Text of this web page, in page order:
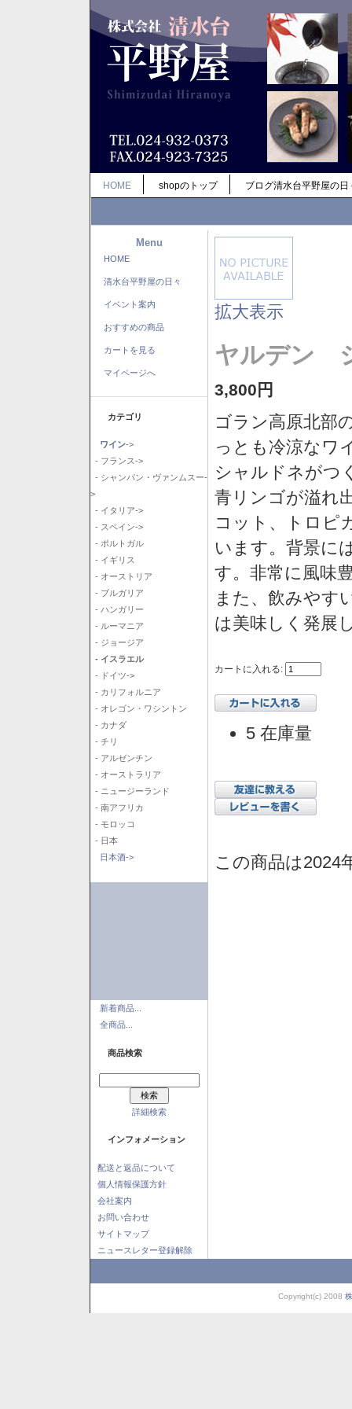
HOME shopのトップ ブログ清水台平野屋の日
Menu
HOME
清水台平野屋の日々
イベント案内
おすすめの商品
カートを見る
マイページへ
カテゴリ
ワイン->
- フランス->
- シャンパン・ヴァンムスー-
>
- イタリア->
- スペイン->
- ポルトガル
- イギリス
- オーストリア
- ブルガリア
- ハンガリー
- ルーマニア
- ジョージア
- イスラエル
- ドイツ->
- カリフォルニア
- オレゴン・ワシントン
- カナダ
- チリ
- アルゼンチン
- オーストラリア
- ニュージーランド
- 南アフリカ
- モロッコ
- 日本
日本酒->
新着商品...
全商品...
商品検索
詳細検索
インフォメーション
配送と返品について
個人情報保護方針
会社案内
お問い合わせ
サイトマップ
ニュースレター登録解除
拡大表示
ヤルデン
3,800円
ゴラン高原北部
っとも冷涼なワ
シャルドネがつ
青リンゴが溢れ
コット、トロピ
います。背景に
す。非常に風味
また、飲みやす
は美味しく発展
カートに入れる:
5 在庫量
この商品は2024
Copyright(c) 2008